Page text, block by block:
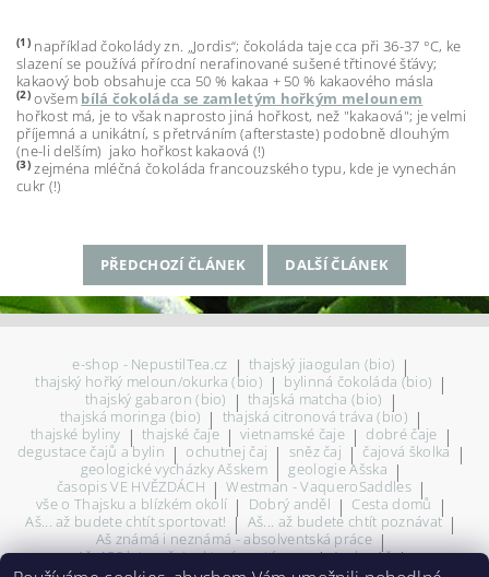
(1)například čokolády zn. „Jordis“; čokoláda taje cca při 36-37 °C, ke
slazení se používá přírodní nerafinované sušené třtinové šťávy;
kakaový bob obsahuje cca 50 % kakaa + 50 % kakaového másla
(2)ovšem bílá čokoláda se zamletým hořkým melounem
hořkost má, je to však naprosto jiná hořkost, než "kakaová"; je velmi
příjemná a unikátní, s přetrváním (afterstaste) podobně dlouhým
(ne-li delším) jako hořkost kakaová (!)
(3)zejména mléčná čokoláda francouzského typu, kde je vynechán
cukr (!)
PŘEDCHOZÍ ČLÁNEK DALŠÍ ČLÁNEK
e-shop - NepustilTea.cz | thajský jiaogulan (bio) |
thajský hořký meloun/okurka (bio) | bylinná čokoláda (bio) |
thajský gabaron (bio) | thajská matcha (bio) |
thajská moringa (bio) | thajská citronová tráva (bio) |
thajské byliny | thajské čaje | vietnamské čaje | dobré čaje |
degustace čajů a bylin | ochutnej čaj | sněz čaj | čajová školka |
geologické vycházky Ašskem geologie Ašska |
časopis VE HVĚZDÁCH | Westman - VaqueroSaddles |
vše o Thajsku a blízkém okolí | Dobrý anděl | Cesta domů |
Aš... až budete chtít sportovat! | Aš... až budete chtít poznávat |
Aš známá i neznámá - absolventská práce |
Aš, 150 let - město, které nestárne... | Asch - Aš |